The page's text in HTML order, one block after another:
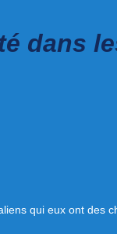
dans
qui eux ont des